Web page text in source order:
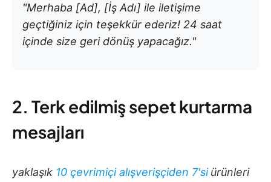
"Merhaba [Ad], [İş Adı] ile iletişime
geçtiğiniz için teşekkür ederiz! 24 saat
içinde size geri dönüş yapacağız."
2. Terk edilmiş sepet kurtarma
mesajları
yaklaşık 10 çevrimiçi alışverişçiden 7'si ürünleri